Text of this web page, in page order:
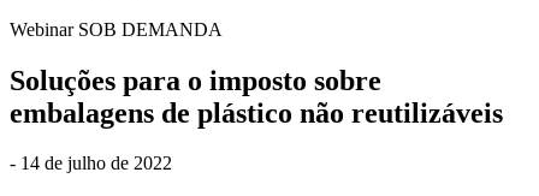
Webinar SOB DEMANDA
Soluções para o imposto sobre
embalagens de plástico não reutilizáveis
- 14 de julho de 2022